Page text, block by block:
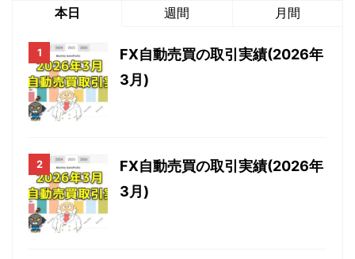
本日 週間 月間
FX自動売買の取引実績(2026年
3月)
FX自動売買の取引実績(2026年
3月)